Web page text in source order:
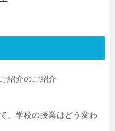
紹介のご紹介
、学校の授業はどう変わ